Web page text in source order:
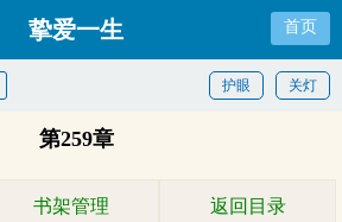
挚爱一生 首页
关灯
护眼
第259章
书架管理 返回目录